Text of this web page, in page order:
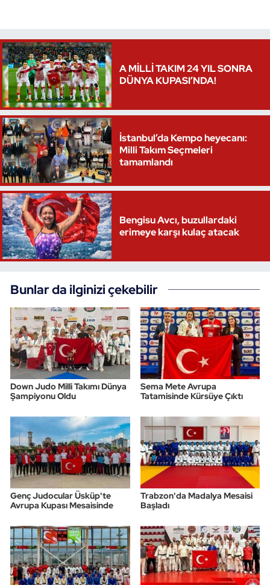
A MİLLİ TAKIM 24 YIL SONRA
DÜNYA KUPASI’NDA!
İstanbul’da Kempo heyecanı:
Milli Takım Seçmeleri
tamamlandı
Bengisu Avcı, buzullardaki
erimeye karşı kulaç atacak
Bunlar da ilginizi çekebilir
Down Judo Milli Takımı Dünya
Şampiyonu Oldu
Sema Mete Avrupa
Tatamisinde Kürsüye Çıktı
Genç Judocular Üsküp'te
Avrupa Kupası Mesaisinde
Trabzon'da Madalya Mesaisi
Başladı
Özel Sporcular
Paralimpik
Ragbi
Satranç
Su Topu
Sualtı Sporları
Tekvando
Tenis
Triatlon
Voleybol
Vücut Geliştirme Fitness
Wushu Kungfu
Yelken
Yüzme